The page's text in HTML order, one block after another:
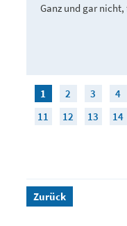
Ganz und gar
1 2 3 4
11
12 13 14
Zurück